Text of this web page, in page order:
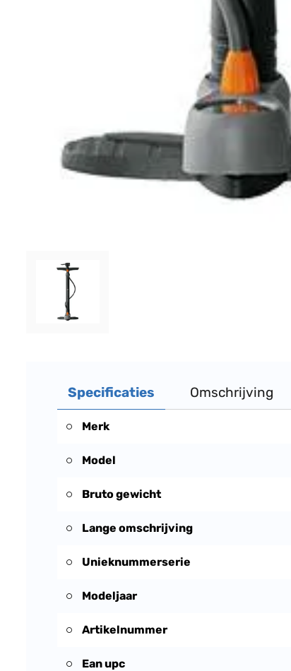
Specificaties Omschrijving
Merk
Model
Bruto gewicht
Lange omschrijving
Unieknummerserie
Modeljaar
Artikelnummer
Ean upc